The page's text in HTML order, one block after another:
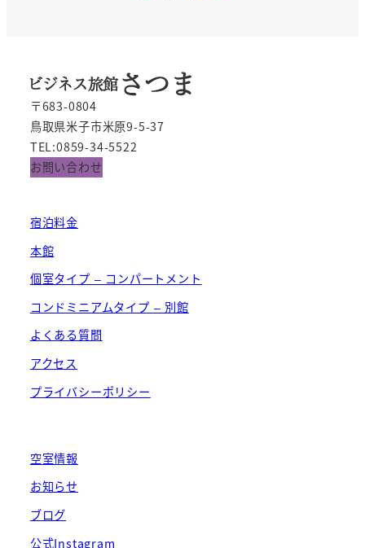
〒683-0804
鳥取県米子市米原9-5-37
TEL:0859-34-5522
お問い合わせ
宿泊料金
本館
個室タイプ – コンパートメント
コンドミニアムタイプ – 別館
よくある質問
アクセス
プライバシーポリシー
空室情報
お知らせ
ブログ
公式Instagram